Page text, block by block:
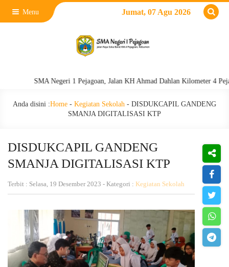
Menu Jumat, 07 Agu 2026
SMA Negeri 1 Pejagoan, Jalan KH Ahmad Dahlan Kilometer 4
Anda disini :Home - Kegiatan Sekolah - DISDUKCAPIL GANDENG
SMANJA DIGITALISASI KTP
DISDUKCAPIL GANDENG
SMANJA DIGITALISASI KTP
Terbit : Selasa, 19 Desember 2023 - Kategori : Kegiatan Sekolah